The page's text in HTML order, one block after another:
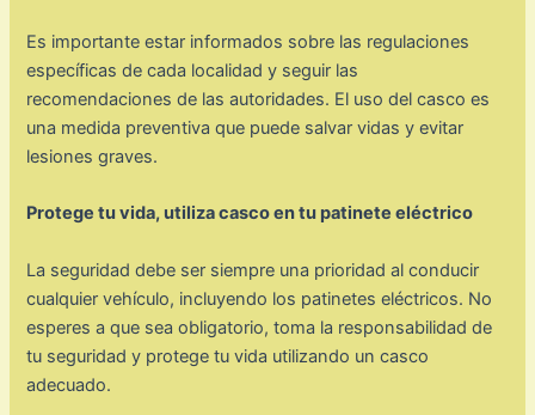
Es importante estar informados sobre las regulaciones
específicas de cada localidad y seguir las
recomendaciones de las autoridades. El uso del casco es
una medida preventiva que puede salvar vidas y evitar
lesiones graves.
Protege tu vida, utiliza casco en tu patinete eléctrico
La seguridad debe ser siempre una prioridad al conducir
cualquier vehículo, incluyendo los patinetes eléctricos. No
esperes a que sea obligatorio, toma la responsabilidad de
tu seguridad y protege tu vida utilizando un casco
adecuado.